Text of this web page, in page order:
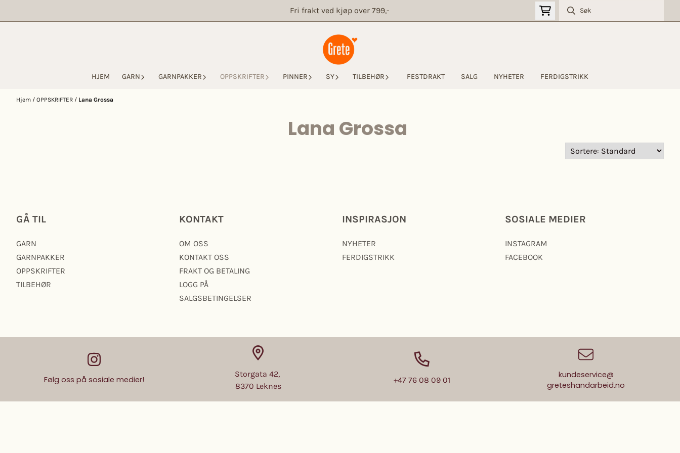
Fri frakt ved kjøp over 799,-
HJEM GARN GARNPAKKER OPPSKRIFTER PINNER SY TILBEHØR FESTDRAKT SALG NYHETER FERDIGSTRIKK
Hjem / OPPSKRIFTER / Lana Grossa
Lana Grossa
GÅ TIL
GARN
GARNPAKKER
OPPSKRIFTER
TILBEHØR
KONTAKT
OM OSS
KONTAKT OSS
FRAKT OG BETALING
LOGG PÅ
SALGSBETINGELSER
INSPIRASJON
NYHETER
FERDIGSTRIKK
SOSIALE MEDIER
INSTAGRAM
FACEBOOK
Følg oss på sosiale medier!
Storgata 42,
8370 Leknes
+47 76 08 09 01
kundeservice@
greteshandarbeid.no